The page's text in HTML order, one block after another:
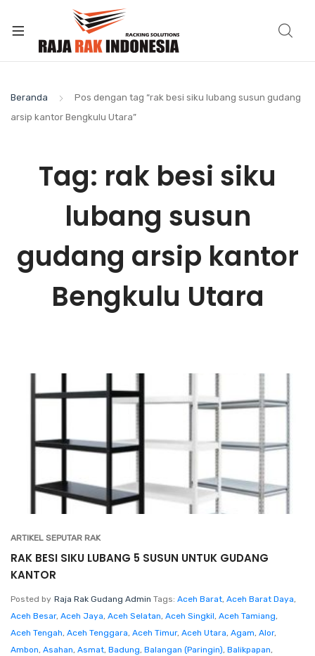
Beranda
Pos dengan tag “rak besi siku lubang susun gudang
arsip kantor Bengkulu Utara”
Tag: rak besi siku
lubang susun
gudang arsip kantor
Bengkulu Utara
ARTIKEL SEPUTAR RAK
RAK BESI SIKU LUBANG 5 SUSUN UNTUK GUDANG
KANTOR
Posted by Raja Rak Gudang Admin Tags: Aceh Barat, Aceh Barat Daya,
Aceh Besar, Aceh Jaya, Aceh Selatan, Aceh Singkil, Aceh Tamiang,
Aceh Tengah, Aceh Tenggara, Aceh Timur, Aceh Utara, Agam, Alor,
Ambon, Asahan, Asmat, Badung, Balangan (Paringin), Balikpapan,